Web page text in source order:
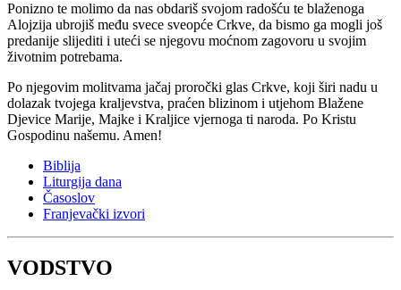
Ponizno te molimo da nas obdariš svojom radošću te blaženoga
Alojzija ubrojiš među svece sveopće Crkve, da bismo ga mogli još
predanije slijediti i uteći se njegovu moćnom zagovoru u svojim
životnim potrebama.
Po njegovim molitvama jačaj proročki glas Crkve, koji širi nadu u
dolazak tvojega kraljevstva, praćen blizinom i utjehom Blažene
Djevice Marije, Majke i Kraljice vjernoga ti naroda. Po Kristu
Gospodinu našemu. Amen!
Biblija
Liturgija dana
Časoslov
Franjevački izvori
VODSTVO